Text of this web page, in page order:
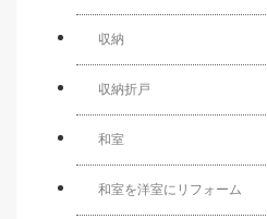
収納
収納折戸
和室
和室を洋室にリフォーム